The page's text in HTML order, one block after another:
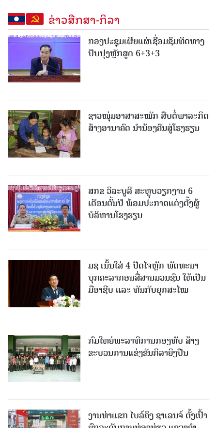
ຂ່າວສືກສາ-ກິລາ
ກອງປະຊຸມເຜີຍແຜ່ເຊື່ອມຊຶມທິດທາງ
ປັບປຸງຫຼັກສູດ 6+3+3
ຊາວໜຸ່ມອາສາສະໝັກ ສືບຕໍ່ພາລະກິດ
ສ້າງອານາຄົດ ນໍານ້ອງຄືນສູ່ໂຮງຮຽນ
ສກຂ ວິລະບູລີ ສະຫຼຸບວຽກງານ 6
ເດືອນຕົ້ນປີ ພ້ອມປະກາດແຕ່ງຕັ້ງຜູ້
ບໍລິຫານໂຮງຮຽນ
ມຊ ເນັ້ນໃສ່ 4 ປັດໄຈຫຼັກ ພັດທະນາ
ບຸກຄະລາກອນສື່ສານມວນຊົນ ໃຫ້ເປັນ
ມືອາຊີບ ແລະ ທັນກັບຍຸກສະໄໝ
ກົມໃຫຍ່ພະລາທິການກອງທັບ ສ້າງ
ຂະບວນການແຂ່ງຂັນກິລາຍິງປືນ
ງານທ່າແຂກ ໄບລ໌ຄິງ ຊາເລນຈ໌ ຕັ້ງເປົ້າ